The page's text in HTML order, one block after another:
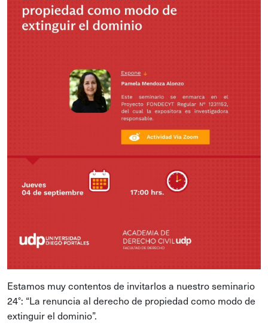
Estamos muy contentos de invitarlos a nuestro seminario
24°: “La renuncia al derecho de propiedad como modo de
extinguir el dominio”.